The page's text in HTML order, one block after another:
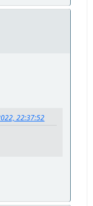
22:37:52